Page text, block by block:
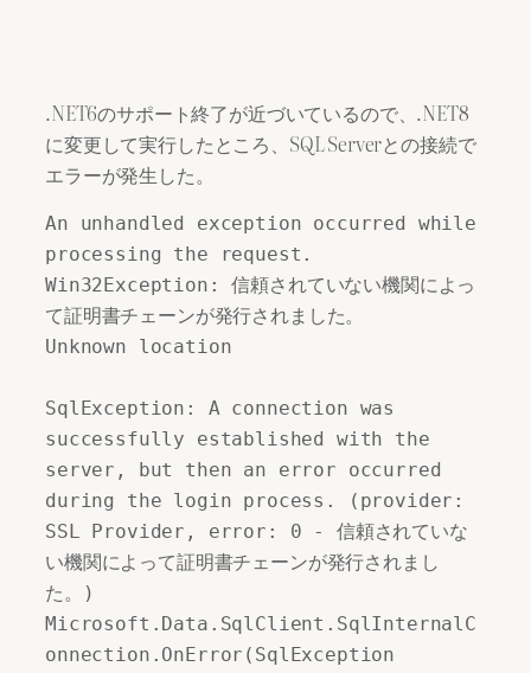
.NET6のサポート終了が近づいているので、.NET8
に変更して実行したところ、SQL Serverとの接続で
エラーが発生した。
An unhandled exception occurred while
processing the request.
Win32Exception: 信頼されていない機関によっ
て証明書チェーンが発行されました。
Unknown location
SqlException: A connection was
successfully established with the
server, but then an error occurred
during the login process. (provider:
SSL Provider, error: 0 - 信頼されていな
い機関によって証明書チェーンが発行されまし
た。)
Microsoft.Data.SqlClient.SqlInternalC
onnection.OnError(SqlException